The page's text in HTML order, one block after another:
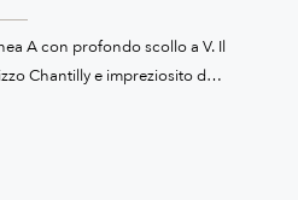
A con profondo scollo a V. Il
Chantilly e impreziosito da